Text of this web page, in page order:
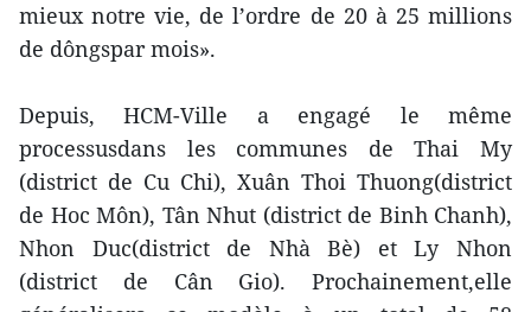
mieux notre vie, de l’ordre de 20 à 25 millions
de dôngspar mois».
Depuis, HCM-Ville a engagé le même
processusdans les communes de Thai My
(district de Cu Chi), Xuân Thoi Thuong(district
de Hoc Môn), Tân Nhut (district de Binh Chanh),
Nhon Duc(district de Nhà Bè) et Ly Nhon
(district de Cân Gio). Prochainement,elle